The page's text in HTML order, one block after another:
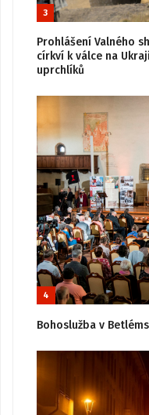
3
Prohlášení Valného
církví k válce na
uprchlíků
4
Bohoslužba v